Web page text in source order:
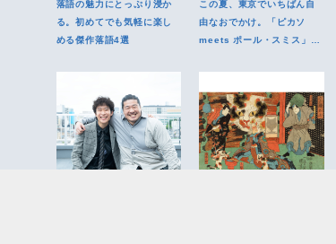
落語の魅力にとっぷり浸か
る。初めてでも気軽に楽し
める傑作落語4選
この夏、東京でいちばん自
由なおでかけ。「ピカソ
meets ポール・スミス」で